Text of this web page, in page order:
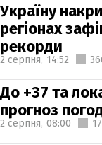
Україну
регіонах
рекорди
2 серпня, 14:52
До +37 та
прогноз
2 серпня, 08:00